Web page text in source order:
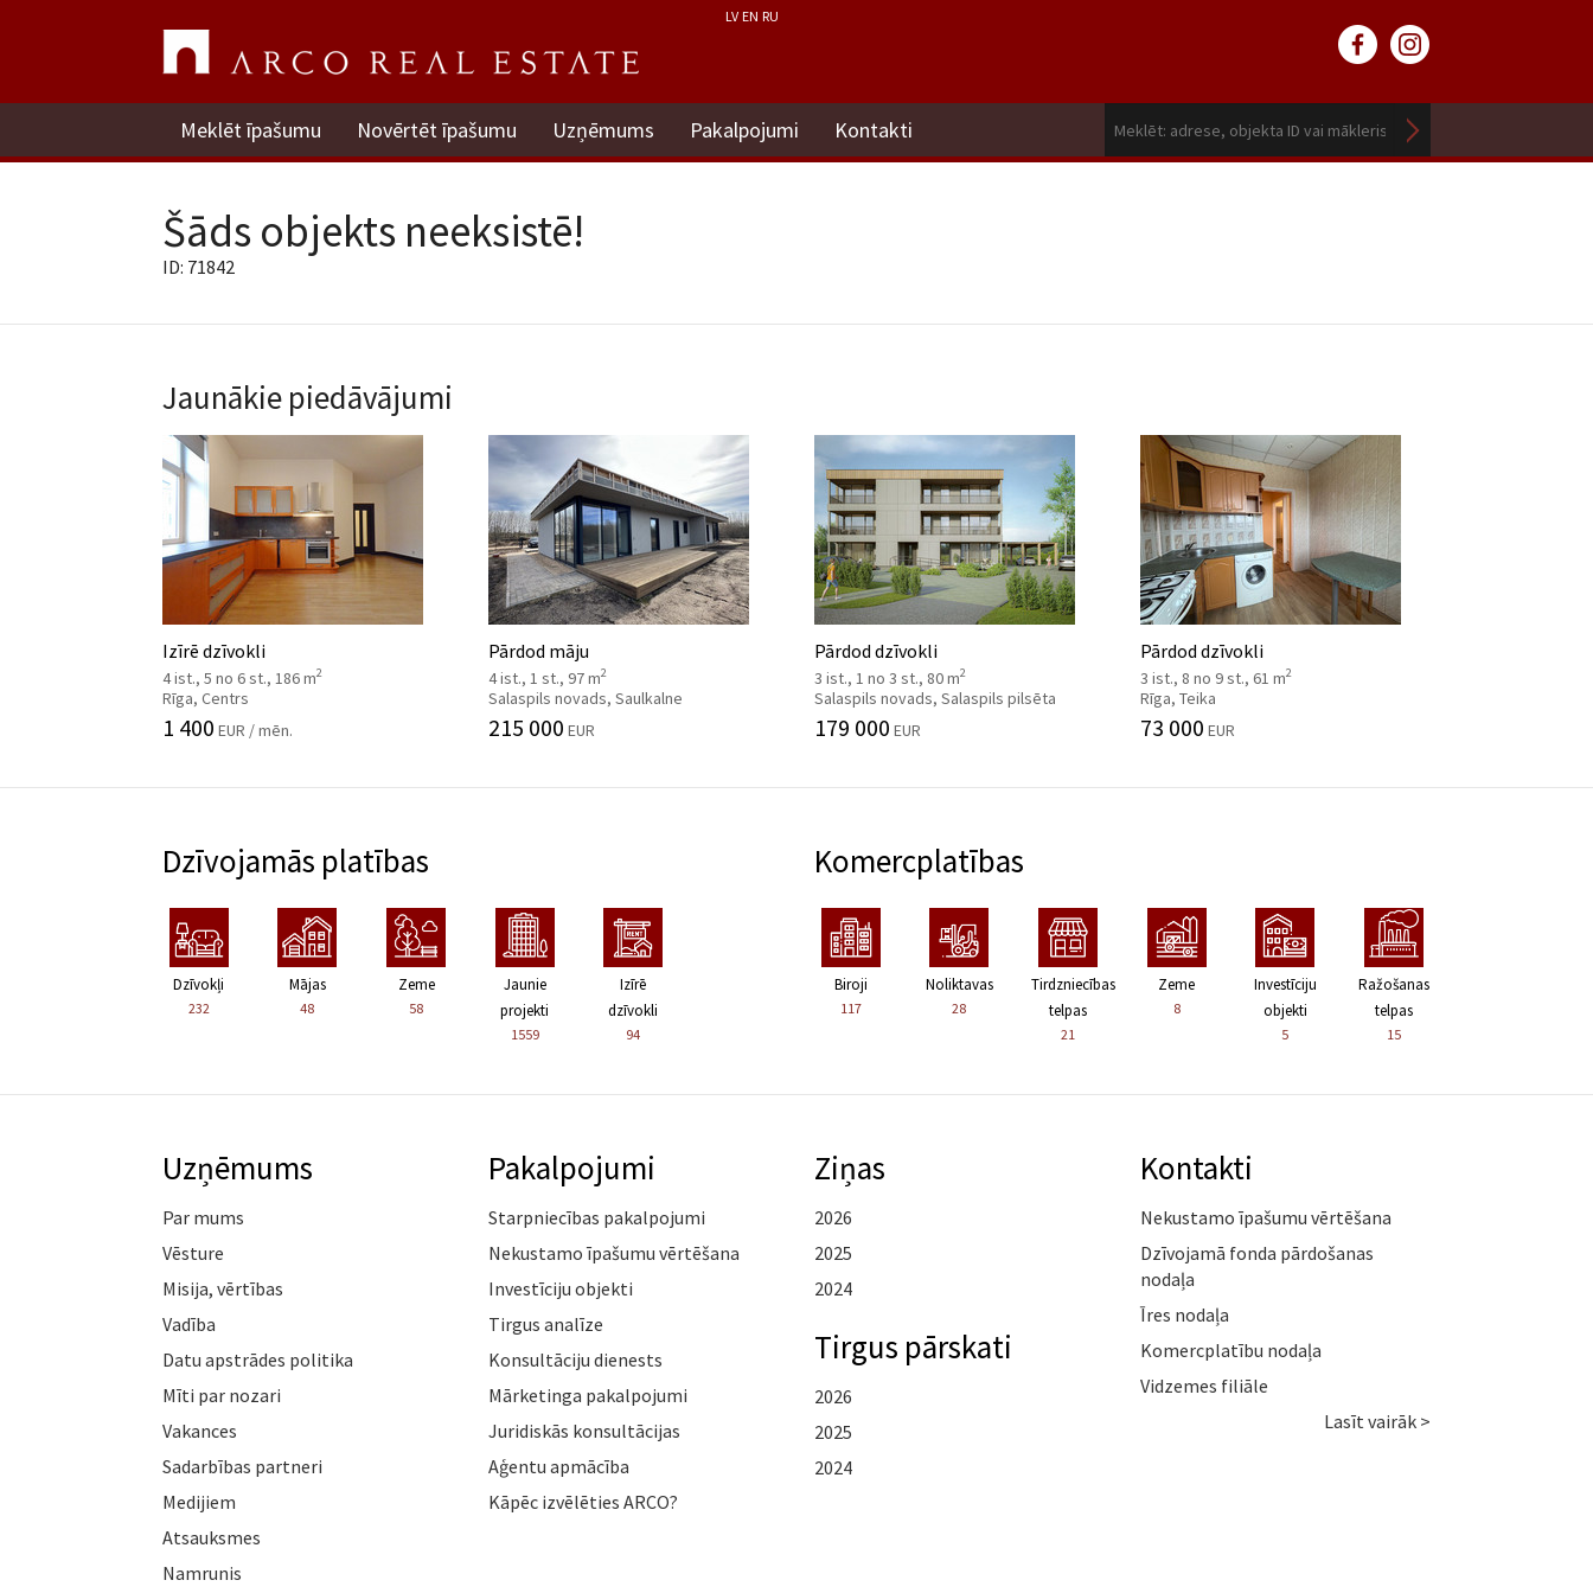
LV EN RU
Meklēt īpašumu Novērtēt īpašumu Uzņēmums Pakalpojumi Kontakti
Šāds objekts neeksistē!
ID: 71842
Jaunākie piedāvājumi
Izīrē dzīvokli
4 ist., 5 no 6 st., 186 m2
Rīga, Centrs
1 400 EUR / mēn.
Pārdod māju
4 ist., 1 st., 97 m2
Salaspils novads, Saulkalne
215 000 EUR
Pārdod dzīvokli
3 ist., 1 no 3 st., 80 m2
Salaspils novads, Salaspils pilsēta
179 000 EUR
Pārdod dzīvokli
3 ist., 8 no 9 st., 61 m2
Rīga, Teika
73 000 EUR
Dzīvojamās platības
Dzīvokļi
232
Mājas
48
Zeme
58
Jaunie
projekti
1559
Izīrē
dzīvokli
94
Komercplatības
Biroji
117
Noliktavas
28
Tirdzniecības
telpas
21
Zeme
8
Investīciju
objekti
5
Ražošanas
telpas
15
Uzņēmums
Par mums
Vēsture
Misija, vērtības
Vadība
Datu apstrādes politika
Mīti par nozari
Vakances
Sadarbības partneri
Medijiem
Atsauksmes
Namrunis
Pakalpojumi
Starpniecības pakalpojumi
Nekustamo īpašumu vērtēšana
Investīciju objekti
Tirgus analīze
Konsultāciju dienests
Mārketinga pakalpojumi
Juridiskās konsultācijas
Aģentu apmācība
Kāpēc izvēlēties ARCO?
Ziņas
2026
2025
2024
Tirgus pārskati
2026
2025
2024
Kontakti
Nekustamo īpašumu vērtēšana
Dzīvojamā fonda pārdošanas
nodaļa
Īres nodaļa
Komercplatību nodaļa
Vidzemes filiāle
Lasīt vairāk >